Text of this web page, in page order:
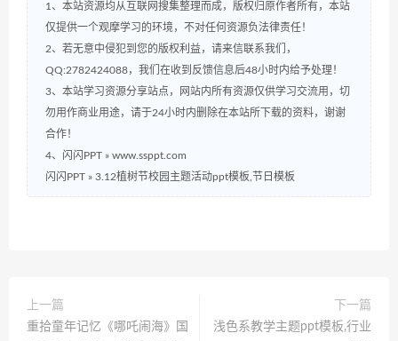
1、本站资源均从互联网搜集整理而成，版权归原作者所有，本站
仅提供一个观摩学习的环境，不对任何资源负法律责任！
2、若无意中侵犯到您的版权利益，请来信联系我们，
QQ:2782424088，我们在收到反馈信息后48小时内给予处理！
3、本站学习资源分享站点，网站内所有资源仅供学习交流用，切
勿用作商业用途，请于24小时内删除在本站所下载的资料，谢谢
合作！
4、闪闪PPT » www.ssppt.com
闪闪PPT » 3.12植树节校园主题活动ppt模板,节日模板
上一篇
重拾童年记忆《哪吒闹海》国
下一篇
浅色系教学主题ppt模板,行业